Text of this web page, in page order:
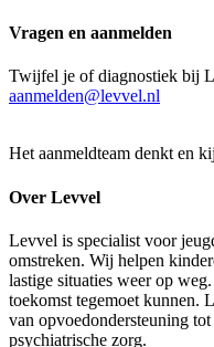
Vragen en aanmelden
Twijfel je of diagnostiek bij
aanmelden@levvel.nl
Het aanmeldteam denkt en
Over Levvel
Levvel is specialist voor
omstreken. Wij helpen
lastige situaties weer op
toekomst tegemoet kunnen.
van opvoedondersteuning
psychiatrische zorg.